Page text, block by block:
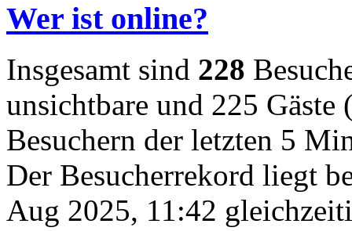
Wer ist online?
Insgesamt sind 228
unsichtbare und 225 Gäste
Besuchern der letzten 5
Der Besucherrekord liegt
Aug 2025, 11:42